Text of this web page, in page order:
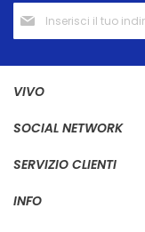
Iscriviti
alla
nostra
VIVO
SOCIAL NETWORK
SERVIZIO CLIENTI
INFO